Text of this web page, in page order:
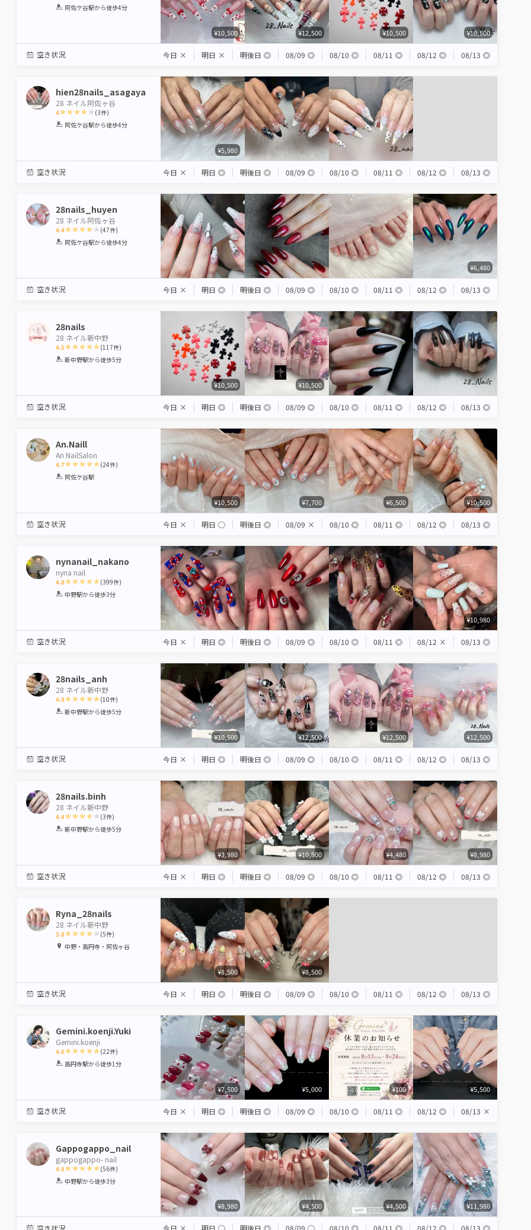
1 2 3 4 5
阿佐ケ谷駅から徒歩4分
¥10,500 ¥12,500 ¥10,500 ¥10,500
空き状況 今日 × 明日 × 明後日 ◎ 08/09 ◎ 08/10 ◎ 08/11 ◎ 08/12 ◎ 08/13 ◎
hien28nails_asagaya
28 ネイル阿佐ヶ谷
4
1 2 3 4 5
(3件)
阿佐ケ谷駅から徒歩4分
¥5,980
空き状況 今日 × 明日 ◎ 明後日 ◎ 08/09 ◎ 08/10 ◎ 08/11 ◎ 08/12 ◎ 08/13 ◎
28nails_huyen
28 ネイル阿佐ヶ谷
4.4
1 2 3 4 5
(47件)
阿佐ケ谷駅から徒歩4分
¥6,480
空き状況 今日 × 明日 ◎ 明後日 ◎ 08/09 ◎ 08/10 ◎ 08/11 ◎ 08/12 ◎ 08/13 ◎
28nails
28 ネイル新中野
4.5
1 2 3 4 5
(117件)
新中野駅から徒歩5分
¥10,500 ¥10,500
空き状況 今日 × 明日 ◎ 明後日 ◎ 08/09 ◎ 08/10 ◎ 08/11 ◎ 08/12 ◎ 08/13 ◎
An.Naill
An NailSalon
4.7
1 2 3 4 5
(24件)
阿佐ケ谷駅
¥10,500 ¥7,700 ¥6,500 ¥10,500
空き状況 今日 × 明日 ◯ 明後日 ◎ 08/09 × 08/10 ◎ 08/11 ◎ 08/12 ◎ 08/13 ◎
nynanail_nakano
nyna nail
4.8
1 2 3 4 5
(399件)
中野駅から徒歩3分
¥10,980
空き状況 今日 × 明日 ◎ 明後日 ◎ 08/09 ◎ 08/10 ◎ 08/11 ◎ 08/12 × 08/13 ◎
28nails_anh
28 ネイル新中野
4.9
1 2 3 4 5
(10件)
新中野駅から徒歩5分
¥10,500 ¥12,500 ¥12,500 ¥12,500
空き状況 今日 × 明日 ◎ 明後日 ◎ 08/09 ◎ 08/10 ◎ 08/11 ◎ 08/12 ◎ 08/13 ◎
28nails.binh
28 ネイル新中野
4.4
1 2 3 4 5
(3件)
新中野駅から徒歩5分
¥3,980 ¥10,500 ¥4,480 ¥8,980
空き状況 今日 × 明日 ◎ 明後日 ◎ 08/09 ◎ 08/10 ◎ 08/11 ◎ 08/12 ◎ 08/13 ◎
Ryna_28nails
28 ネイル新中野
3.8
1 2 3 4 5
(5件)
中野・高円寺・阿佐ヶ谷
¥8,500 ¥8,500
空き状況 今日 × 明日 ◎ 明後日 ◎ 08/09 ◎ 08/10 ◎ 08/11 ◎ 08/12 ◎ 08/13 ◎
Gemini.koenji.Yuki
Gemini.koenji
4.6
1 2 3 4 5
(22件)
高円寺駅から徒歩1分
¥7,500 ¥5,000 ¥100 ¥5,500
空き状況 今日 × 明日 ◎ 明後日 ◎ 08/09 ◎ 08/10 ◎ 08/11 ◎ 08/12 ◎ 08/13 ×
Gappogappo_nail
gappogappo- nail
4.8
1 2 3 4 5
(56件)
中野駅から徒歩3分
¥8,980 ¥4,500 ¥4,500 ¥11,980
空き状況